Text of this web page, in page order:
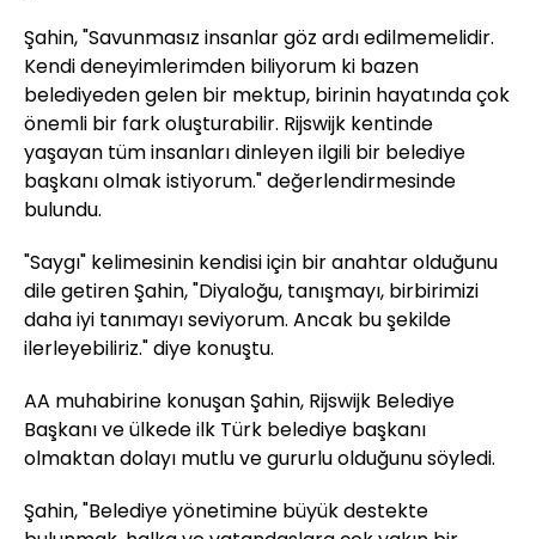
Şahin, "Savunmasız insanlar göz ardı edilmemelidir.
Kendi deneyimlerimden biliyorum ki bazen
belediyeden gelen bir mektup, birinin hayatında çok
önemli bir fark oluşturabilir. Rijswijk kentinde
yaşayan tüm insanları dinleyen ilgili bir belediye
başkanı olmak istiyorum." değerlendirmesinde
bulundu.
"Saygı" kelimesinin kendisi için bir anahtar olduğunu
dile getiren Şahin, "Diyaloğu, tanışmayı, birbirimizi
daha iyi tanımayı seviyorum. Ancak bu şekilde
ilerleyebiliriz." diye konuştu.
AA muhabirine konuşan Şahin, Rijswijk Belediye
Başkanı ve ülkede ilk Türk belediye başkanı
olmaktan dolayı mutlu ve gururlu olduğunu söyledi.
Şahin, "Belediye yönetimine büyük destekte